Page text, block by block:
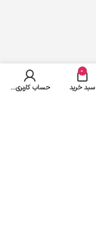
0
سبد خرید حساب کاربری من